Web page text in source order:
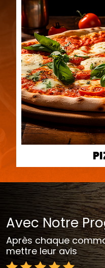
Avec Notre
Après chaque
mettre leur avis